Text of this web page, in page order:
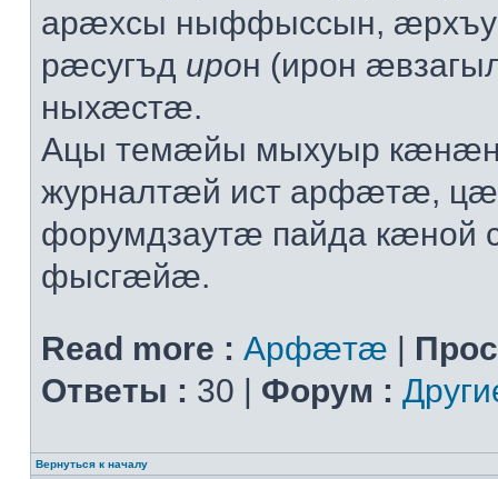
арæхсы ныффыссын,
рæсугъд ирон (ирон
ныхæстæ.
Ацы темæйы мыхуыр
журналтæй ист арфæтæ,
форумдзаутæ пайда
фысгæйæ.
Read more : Арфæтæ |
Ответы : 30 | Форум :
Вернуться к началу